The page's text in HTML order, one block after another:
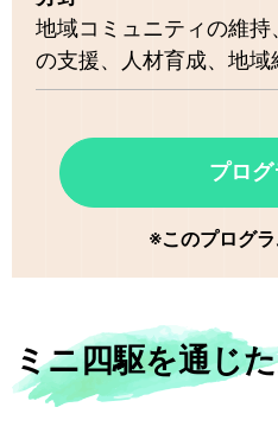
地域コミュニティの維持
の支援
人材育成 地域
プロ
※このプログラ
ミニ四駆を通じ